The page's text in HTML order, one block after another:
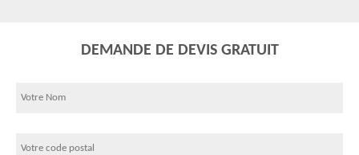
DEMANDE DE DEVIS GRATUIT